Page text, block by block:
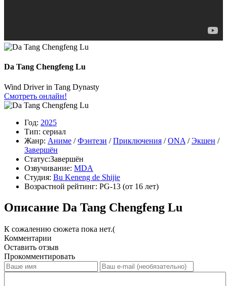
Da Tang Chengfeng Lu
Wind Driver in Tang Dynasty
Смотреть онлайн!
Год: 2025
Тип: сериал
Жанр: Аниме /Фэнтези /Приключения /ONA /Экшен /
Завершён
Статус:Завершён
Озвучивание: MDA
Студия: Bu Keneng de Shijie
Возрастной рейтинг: PG-13 (от 16 лет)
Описание Da Tang Chengfeng Lu
К сожалению сюжета пока нет.(
Комментарии
Оставить отзыв
Прокомментировать